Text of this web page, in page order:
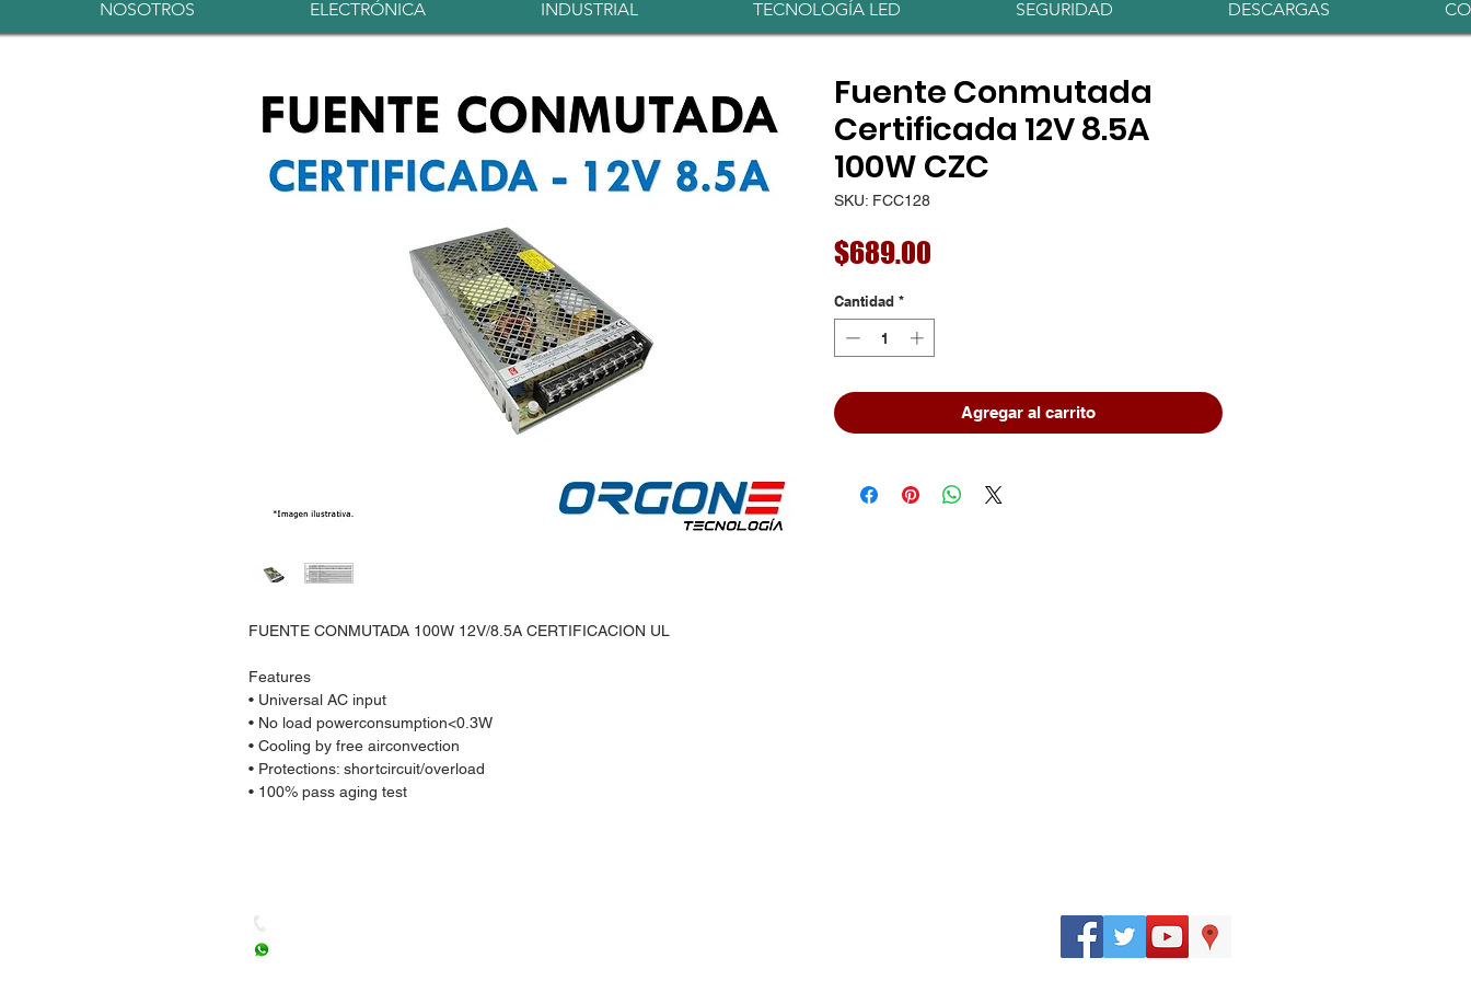
Iniciar sesión
NOSOTROS ELECTRÓNICA INDUSTRIAL TECNOLOGÍA LED SEGURIDAD DESCARGAS
FUENTE CONMUTADA 100W 12V/8.5A CERTIFICACION UL
Features
• Universal AC input
• No load powerconsumption<0.3W
• Cooling by free airconvection
• Protections: shortcircuit/overload
• 100% pass aging test
Fuente Conmutada
Certificada 12V 8.5A
100W CZC
SKU: FCC128
$689.00
Cantidad *
Agregar al carrito